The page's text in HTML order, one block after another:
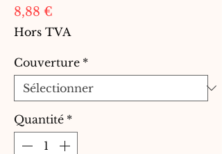
8,88 €
Hors TVA
Couverture *
Quantité *